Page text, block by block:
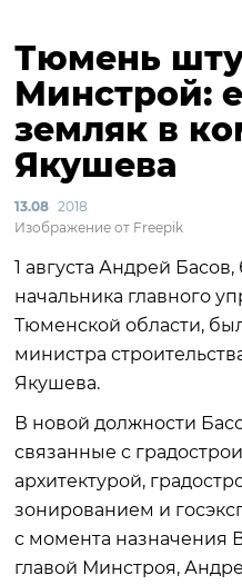
Тюмень
Минстрой:
земляк в
Якушева
13.08 2018
Изображение от Freepik
1 августа Андрей
начальника главного
Тюменской области,
министра
Якушева.
В новой должности
связанные с
архитектурой,
зонированием и
с момента назначения
главой Минстроя,